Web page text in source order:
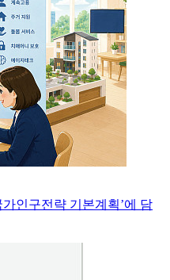
인구전략 기본계획’에 담